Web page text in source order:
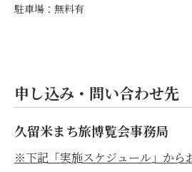
駐車場：無料有
申し込み・問い合わせ先
久留米まち旅博覧会事務局
※下記「実施スケジュール」から